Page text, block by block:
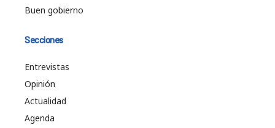
Buen gobierno
Secciones
Entrevistas
Opinión
Actualidad
Agenda